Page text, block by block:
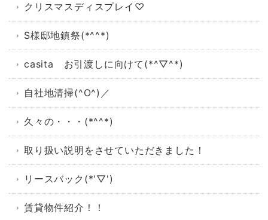
クリスマスディスプレイ♡
S様邸地鎮祭(*^^*)
casita お引渡しに向けて(*^▽^*)
自社地清掃(^O^)／
久々の・・・(*^^*)
取り扱い説明をさせていただきました！
リースバック(*'▽')
賃貸物件紹介！！